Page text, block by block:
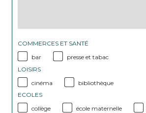
COMMERCES ET SANTÉ
bar
presse et tabac
LOISIRS
cinéma
bibliothèque
ECOLES
collège
école maternelle